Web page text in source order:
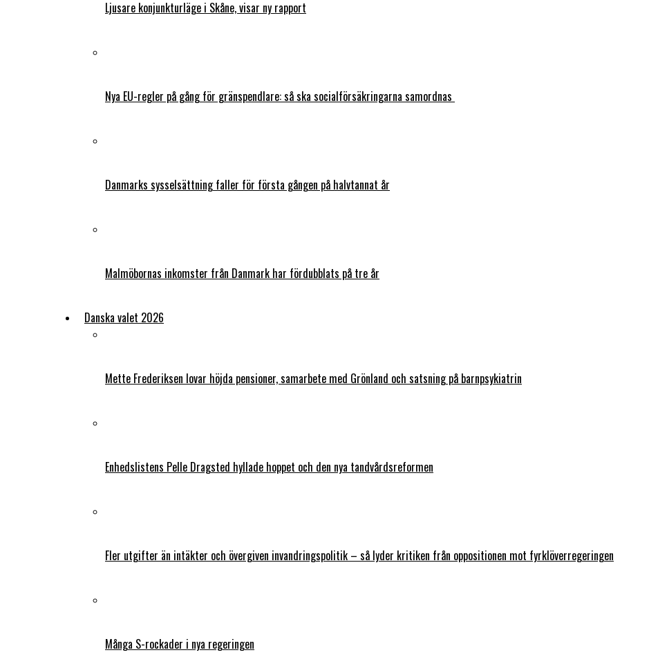
Ljusare konjunkturläge i Skåne, visar ny rapport
Nya EU-regler på gång för gränspendlare: så ska socialförsäkringarna samordnas
Danmarks sysselsättning faller för första gången på halvtannat år
Malmöbornas inkomster från Danmark har fördubblats på tre år
Danska valet 2026
Mette Frederiksen lovar höjda pensioner, samarbete med Grönland och satsning på barnpsykiatrin
Enhedslistens Pelle Dragsted hyllade hoppet och den nya tandvårdsreformen
Fler utgifter än intäkter och övergiven invandringspolitik – så lyder kritiken från oppositionen mot fyrklöverregeringen
Många S-rockader i nya regeringen